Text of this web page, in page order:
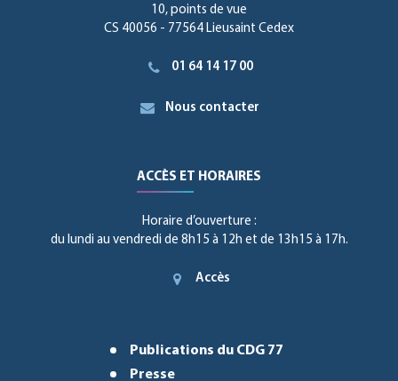
10, points de vue
CS 40056 - 77564 Lieusaint Cedex
01 64 14 17 00
Nous contacter
ACCÈS ET HORAIRES
Horaire d’ouverture :
du lundi au vendredi de 8h15 à 12h et de 13h15 à 17h.
Accès
Publications du CDG 77
Presse